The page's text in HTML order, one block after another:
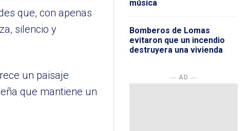
que, con apenas
silencio y
un paisaje
que mantiene un
música
Bomberos de Lomas
evitaron que un incendio
destruyera una vivienda
― AD ―